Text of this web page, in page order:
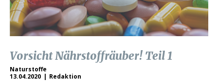
Vorsicht Nährstoffräuber! Teil 1
Naturstoffe
13.04.2020
Redaktion